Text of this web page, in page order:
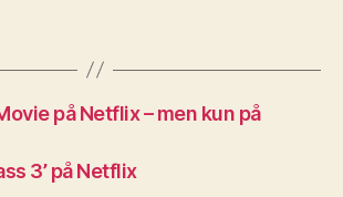
på Netflix – men kun på
3’ på Netflix